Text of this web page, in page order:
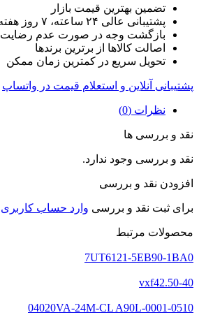
تضمین بهترین قیمت بازار
پشتیبانی عالی ۲۴ ساعته، ۷ روز هفته
بازگشت وجه در صورت عدم رضایت
اصالت کالاها از برترین برندها
تحویل سریع در کمترین زمان ممکن
پشتیبانی آنلاین و استعلام قیمت در واتساپ
نظرات (0)
نقد و بررسی ها
نقد و بررسی وجود ندارد.
افزودن نقد و بررسی
برای ثبت نقد و بررسی وارد حساب کاربری
محصولات مرتبط
7UT6121-5EB90-1BA0
vxf42.50-40
04020VA-24M-CL A90L-0001-0510